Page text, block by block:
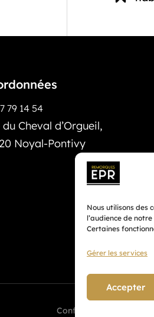
Nous utilisons des
l’audience de
Certaines
Gérer les services
Accepter
79 14 54
du Cheval d’Orgueil,
Noyal-Pontivy
Confidentialité